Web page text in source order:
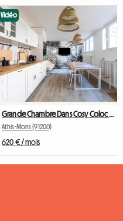
Vidéo
Athis-Mons (91200)
620 € / mois